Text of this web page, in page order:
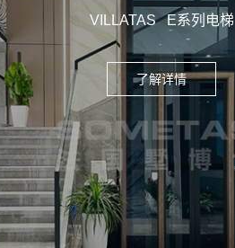
VILLATAS E系列电梯
了解详情